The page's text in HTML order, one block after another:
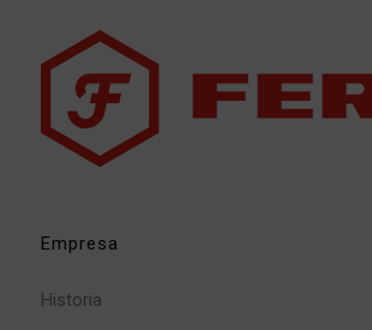
Empresa
Historia